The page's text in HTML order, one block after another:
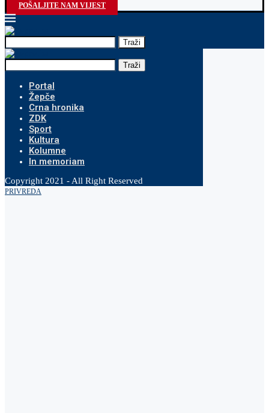
POŠALJITE NAM VIJEST
Traži
Traži
Portal
Žepče
Crna hronika
ZDK
Sport
Kultura
Kolumne
In memoriam
Copyright 2021 - All Right Reserved
PRIVREDA